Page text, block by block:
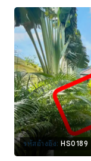
รหัสอ้างอิง: HS0189